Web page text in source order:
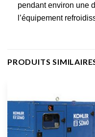
pendant environ une
l’équipement
PRODUITS